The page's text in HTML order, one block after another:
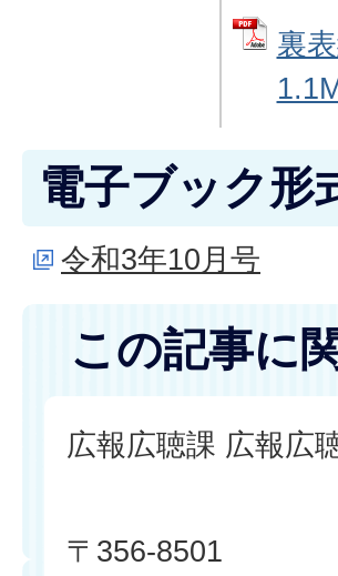
裏
電子ブック形
令和3年10月号
この記事に
広報広聴課 広報広
〒356-8501